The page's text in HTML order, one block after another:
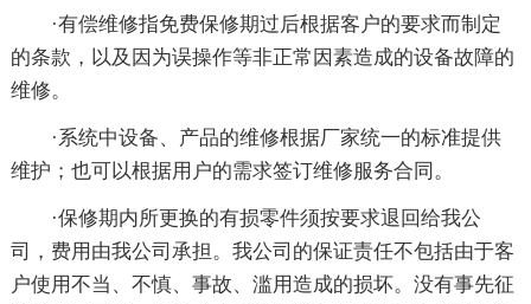
·有偿维修指免费保修期过后根据客户的要求而制定
的条款，以及因为误操作等非正常因素造成的设备故障的
维修。
·系统中设备、产品的维修根据厂家统一的标准提供
维护；也可以根据用户的需求签订维修服务合同。
·保修期内所更换的有损零件须按要求退回给我公
司，费用由我公司承担。我公司的保证责任不包括由于客
户使用不当、不慎、事故、滥用造成的损坏。没有事先征